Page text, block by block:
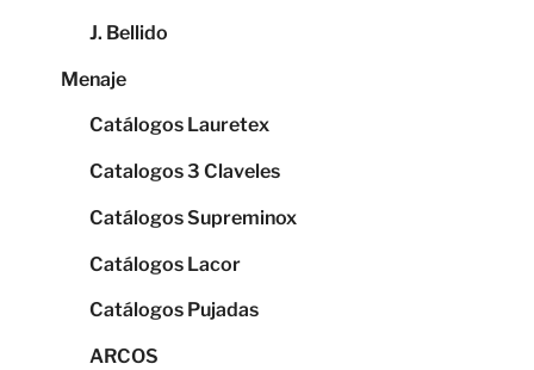
J. Bellido
Menaje
Catálogos Lauretex
Catalogos 3 Claveles
Catálogos Supreminox
Catálogos Lacor
Catálogos Pujadas
ARCOS